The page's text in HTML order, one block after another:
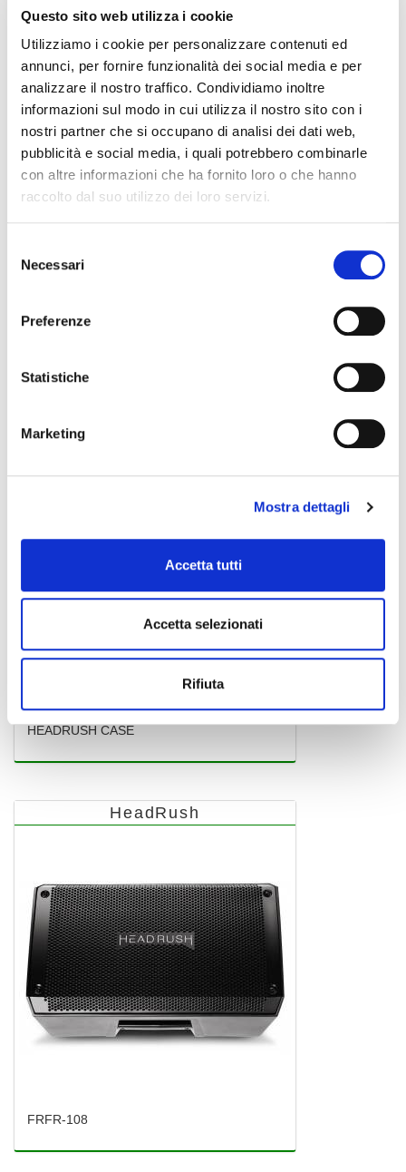
Questo sito web utilizza i cookie
Utilizziamo i cookie per personalizzare contenuti ed
annunci, per fornire funzionalità dei social media e per
analizzare il nostro traffico. Condividiamo inoltre
informazioni sul modo in cui utilizza il nostro sito con i
nostri partner che si occupano di analisi dei dati web,
pubblicità e social media, i quali potrebbero combinarle
con altre informazioni che ha fornito loro o che hanno
raccolto dal suo utilizzo dei loro servizi.
delNecessari
Preferenze
Statistiche
Marketing
Mostra dettagli
Accetta tutti
Accetta selezionati
Rifiuta
HeadRush
HEADRUSH CASE
HeadRush
FRFR-108